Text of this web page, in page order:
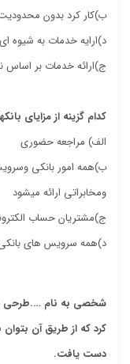
ب)کار کرد بدون
د)ارایه خدمات به شیوه
ج)ارائه خدمات بر
کدام گزینه از مزایای
الف) مراجعه حضوری
ب)همه امور بانکی
ومخابراتی ارائه میشود
ج)مشتریان حساب
د)همه سرویس های بانکی
شخصی به نام ….طرحی در
کرد که از طریق آن
دست یافت.